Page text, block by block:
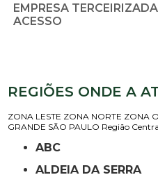
EMPRESA
ACESSO
REGIÕES ONDE A
ZONA LESTE ZONA NORTE ZONA
GRANDE SÃO PAULO Região
ABC
ALDEIA DA SERRA